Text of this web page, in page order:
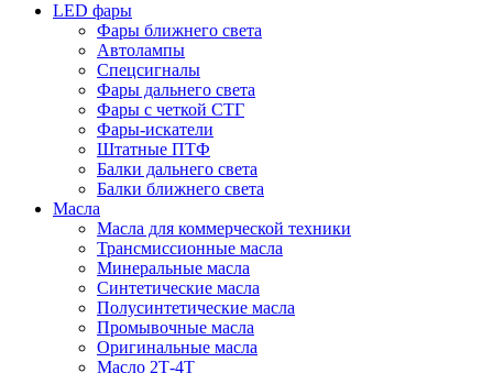
LED фары
Фары ближнего света
Автолампы
Спецсигналы
Фары дальнего света
Фары с четкой СТГ
Фары-искатели
Штатные ПТФ
Балки дальнего света
Балки ближнего света
Масла
Масла для коммерческой техники
Трансмиссионные масла
Минеральные масла
Синтетические масла
Полусинтетические масла
Промывочные масла
Оригинальные масла
Масло 2Т-4Т